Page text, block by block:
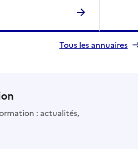
Tous les annuaires
: actualités,